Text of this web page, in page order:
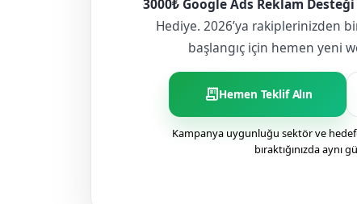
3000₺ Google Ads Reklam Desteği
Hediye. 2026’ya rakiplerinizden
başlangıç için hemen yeni
receipt_longHemen Teklif Alın
Kampanya uygunluğu sektör ve
bıraktığınızda aynı